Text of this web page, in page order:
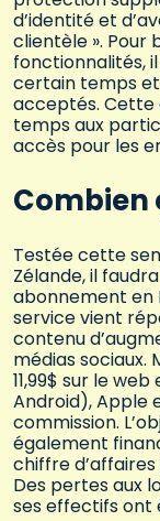
d’identité et
clientèle ». Pour
fonctionnalités,
certain temps
acceptés. Cette
temps aux
accès pour les
Combien
Testée cette
Zélande, il
abonnement en
service vient
contenu
médias
11,99$ sur le
Android), Apple
commission.
également
chiffre
Des pertes aux
ses effectifs ont